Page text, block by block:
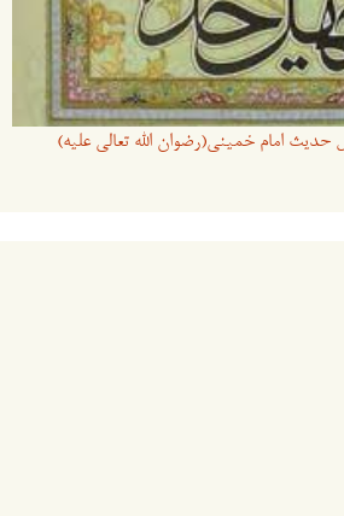
امام خمینی(رضوان الله تعالی علیه)